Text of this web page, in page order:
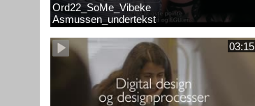
Ord22_SoMe_Vibeke
Asmussen_undertekst
03:15